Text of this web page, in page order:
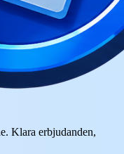
Klara erbjudanden,